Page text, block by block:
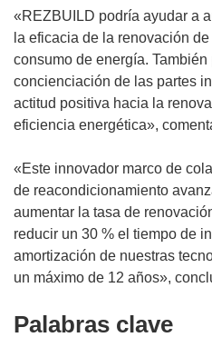
«REZBUILD podría ayudar a
la eficacia de la renovación
consumo de energía. También
concienciación de las partes
actitud positiva hacia la
eficiencia energética»,
«Este innovador marco de
de reacondicionamiento
aumentar la tasa de
reducir un 30 % el tiempo de
amortización de nuestras
un máximo de 12 años»,
Palabras clave